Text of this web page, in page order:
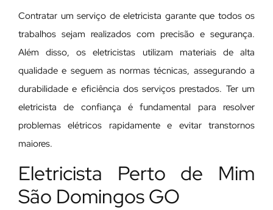
Contratar um serviço de eletricista garante que todos os
trabalhos sejam realizados com precisão e segurança.
Além disso, os eletricistas utilizam materiais de alta
qualidade e seguem as normas técnicas, assegurando a
durabilidade e eficiência dos serviços prestados. Ter um
eletricista de confiança é fundamental para resolver
problemas elétricos rapidamente e evitar transtornos
maiores.
Eletricista Perto de Mim
São Domingos GO